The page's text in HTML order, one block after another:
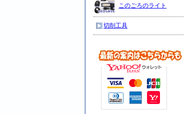
このごろのライト
切削工具